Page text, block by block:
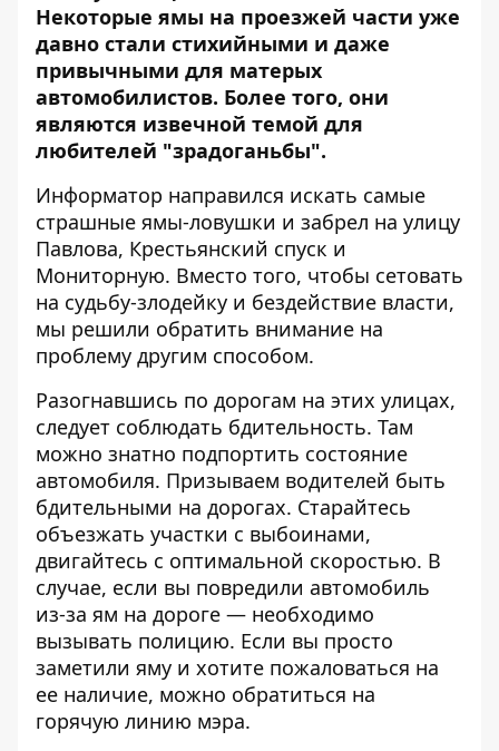
Некоторые ямы на проезжей части уже
давно стали стихийными и даже
привычными для матерых
автомобилистов. Более того, они
являются извечной темой для
любителей "зрадоганьбы".
Информатор направился искать самые
страшные ямы-ловушки и забрел на улицу
Павлова, Крестьянский спуск и
Мониторную. Вместо того, чтобы сетовать
на судьбу-злодейку и бездействие власти,
мы решили обратить внимание на
проблему другим способом.
Разогнавшись по дорогам на этих улицах,
следует соблюдать бдительность. Там
можно знатно подпортить состояние
автомобиля. Призываем водителей быть
бдительными на дорогах. Старайтесь
объезжать участки с выбоинами,
двигайтесь с оптимальной скоростью. В
случае, если вы повредили автомобиль
из-за ям на дороге — необходимо
вызывать полицию. Если вы просто
заметили яму и хотите пожаловаться на
ее наличие, можно обратиться на
горячую линию мэра.